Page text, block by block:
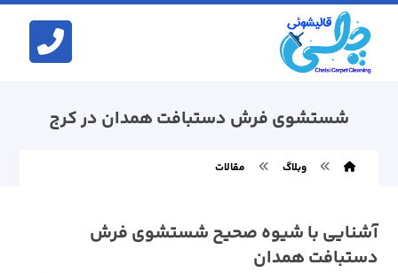
شستشوی فرش دستبافت همدان در کرج
وبلاگ مقالات
آشنایی با شیوه صحیح شستشوی فرش
دستبافت همدان